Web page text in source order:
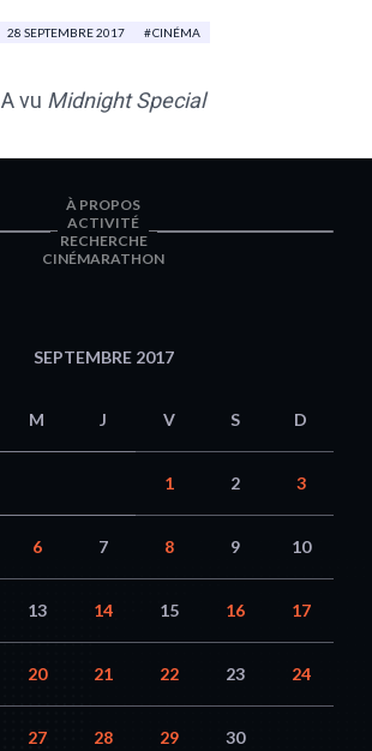
28 SEPTEMBRE 2017 CINÉMA
A vu Midnight Special
À PROPOS
ACTIVITÉ
RECHERCHE
CINÉMARATHON
SEPTEMBRE 2017
M J V S D
1 2 3
6 7 8 9 10
13 14 15 16 17
20 21 22 23 24
27 28 29 30